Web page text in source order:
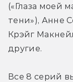
(«Глаза моей
тени»), Анне
Крэйг
другие.
Все 8 серий